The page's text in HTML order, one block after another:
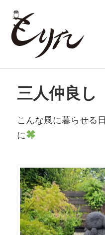
三人仲良し
こんな風に暮らせる
に